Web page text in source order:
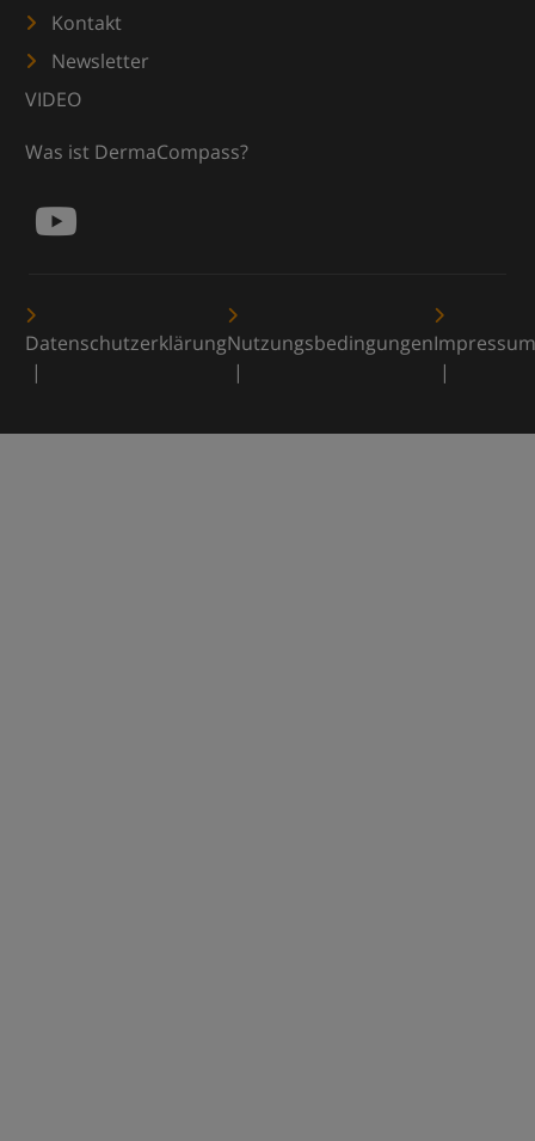
Kontakt
Newsletter
VIDEO
Was ist DermaCompass?
DatenschutzerklärungNutzungsbedingungenImpressum